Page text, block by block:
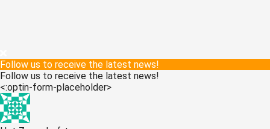
Follow us to receive the latest news!
Follow us to receive the latest news!
<:optin-form-placeholder>